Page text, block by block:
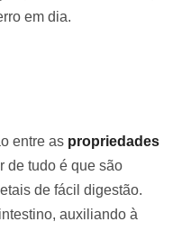
em dia.
entre as propriedades
de tudo é que são
de fácil digestão.
auxiliando à